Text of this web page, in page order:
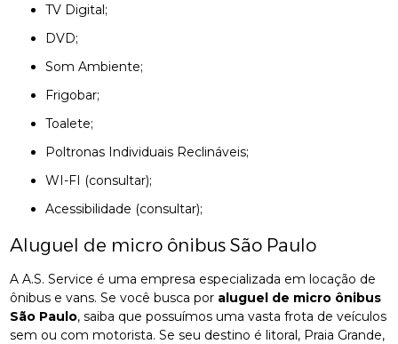
TV Digital;
DVD;
Som Ambiente;
Frigobar;
Toalete;
Poltronas Individuais Reclináveis;
WI-FI (consultar);
Acessibilidade (consultar);
Aluguel de micro ônibus São Paulo
A A.S. Service é uma empresa especializada em locação de
ônibus e vans. Se você busca por aluguel de micro ônibus
São Paulo, saiba que possuímos uma vasta frota de veículos
sem ou com motorista. Se seu destino é litoral, Praia Grande,